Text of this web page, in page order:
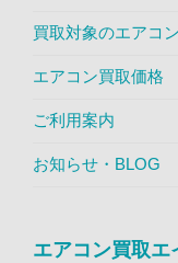
買取対象のエアコン
エアコン買取価格
ご利用案内
お知らせ・BLOG
エアコン買取エ